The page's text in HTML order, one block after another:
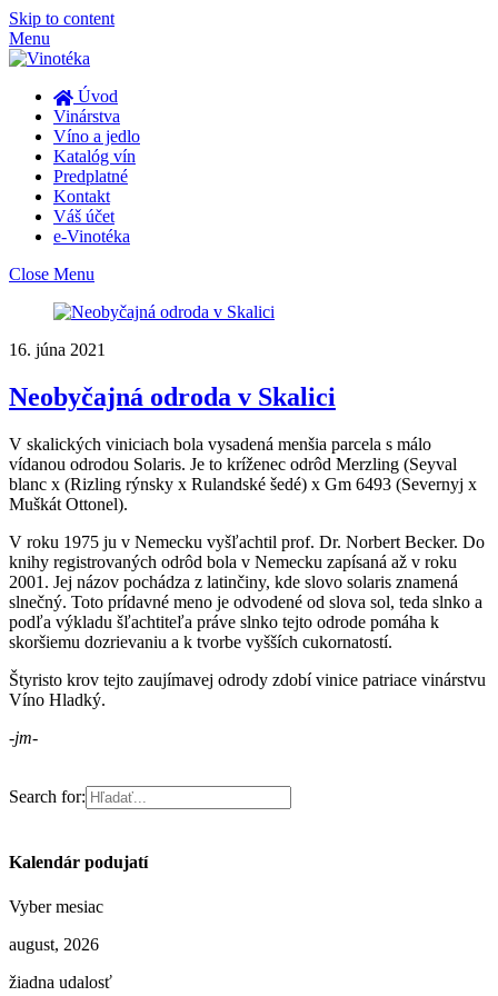
Skip to content
Menu
Úvod
Vinárstva
Víno a jedlo
Katalóg vín
Predplatné
Kontakt
Váš účet
e-Vinotéka
Close Menu
16. júna 2021
Neobyčajná odroda v Skalici
V skalických viniciach bola vysadená menšia parcela s málo
vídanou odrodou Solaris. Je to kríženec odrôd Merzling (Seyval
blanc x (Rizling rýnsky x Rulandské šedé) x Gm 6493 (Severnyj x
Muškát Ottonel).
V roku 1975 ju v Nemecku vyšľachtil prof. Dr. Norbert Becker. Do
knihy registrovaných odrôd bola v Nemecku zapísaná až v roku
2001. Jej názov pochádza z latinčiny, kde slovo solaris znamená
slnečný. Toto prídavné meno je odvodené od slova sol, teda slnko a
podľa výkladu šľachtiteľa práve slnko tejto odrode pomáha k
skoršiemu dozrievaniu a k tvorbe vyšších cukornatostí.
Štyristo krov tejto zaujímavej odrody zdobí vinice patriace vinárstvu
Víno Hladký.
-jm-
Search for:
Kalendár podujatí
Vyber mesiac
august, 2026
žiadna udalosť